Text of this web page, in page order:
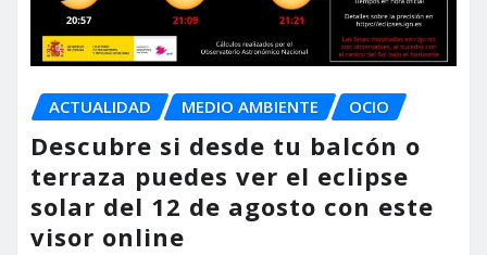
ACTUALIDAD MEDIO AMBIENTE OCIO
Descubre si desde tu balcón o
terraza puedes ver el eclipse
solar del 12 de agosto con este
visor online